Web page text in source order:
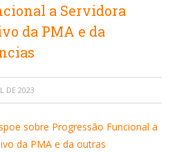
a Servidora
da PMA e da
DE 2023
sobre Progressão Funcional a
da PMA e da outras